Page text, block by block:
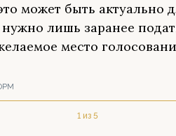
может быть актуально
лишь заранее
место
1 из 5